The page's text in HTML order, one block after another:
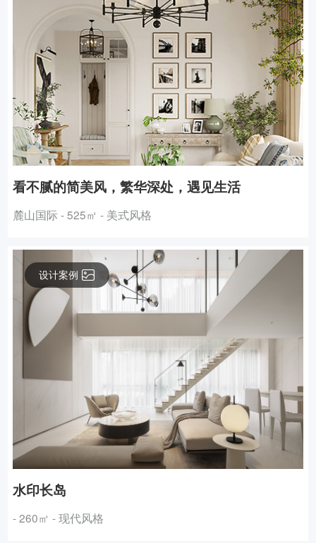
看不腻的简美风，繁华深处，遇见生活
麓山国际 - 525㎡ - 美式风格
设计案例
水印长岛
- 260㎡ - 现代风格